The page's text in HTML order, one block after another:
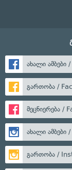
ახალი ამბები
გართობა /
მეცნიერება /
ახალი
გართობა /